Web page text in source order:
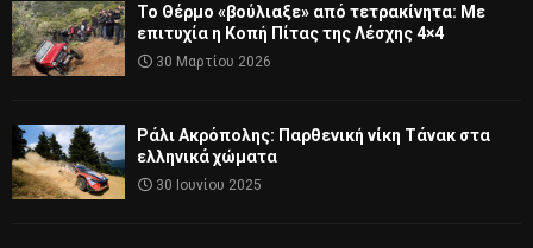
Το Θέρμο «βούλιαξε» από τετρακίνητα: Με
επιτυχία η Κοπή Πίτας της Λέσχης 4×4
30 Μαρτίου 2026
Ράλι Ακρόπολης: Παρθενική νίκη Τάνακ στα
ελληνικά χώματα
30 Ιουνίου 2025